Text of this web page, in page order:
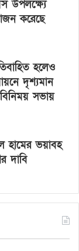
উপলক্ষ্যে
করেছে
হলেও
দৃশ্যমান
সভায়
হামের ভয়াবহ
দাবি